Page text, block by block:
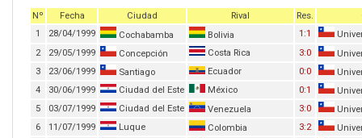
Nº Fecha Ciudad Rival Res.
1
28/04/1999 Cochabamba Bolivia 1:1
2
29/05/1999 Concepción Costa Rica 3:0
3
23/06/1999 Santiago Ecuador 0:0
4
30/06/1999 Ciudad del Este México 0:1
5
03/07/1999 Ciudad del Este Venezuela 3:0
6
11/07/1999 Luque Colombia 3:2